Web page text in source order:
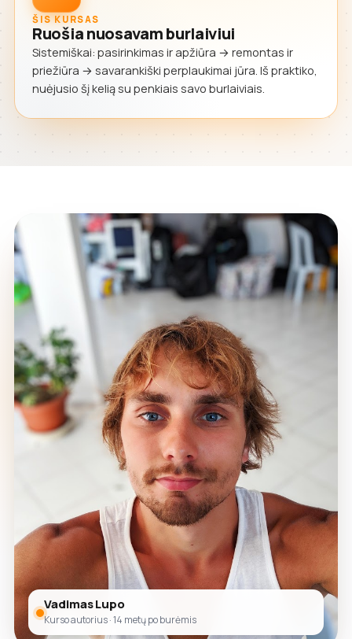
ŠIS KURSAS
Ruošia nuosavam burlaiviui
Sistemiškai: pasirinkimas ir apžiūra → remontas ir
priežiūra → savarankiški perplaukimai jūra. Iš praktiko,
nuėjusio šį kelią su penkiais savo burlaiviais.
Vadimas Lupo
Kurso autorius · 14 metų po burėmis